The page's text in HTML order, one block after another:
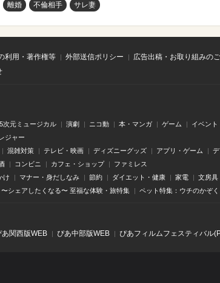
離婚 不倫相手 サレ妻
利用・著作権等 外部送信ポリシー
広告出稿・お取り組みの
次元ミュージカル 演劇 ニコ動 本・マンガ ゲーム イベント
ジャー
混雑対策
テレビ・映画 ディズニーグッズ アプリ・ゲーム
コンビニ カフェ・ショップ
ファミレス
け
マナー・身だしなみ 節約 ダイエット・健康 家電 文房具
〜シェアしたくなる〜 至福な体験・旅特集
ペット特集：ウチのかぞく
あ関⻄版WEB ぴあ中部版WEB ぴあフィルムフェスティバル